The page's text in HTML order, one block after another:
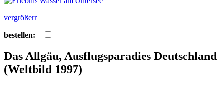
vergrößern
bestellen:
Das Allgäu, Ausflugsparadies Deutschland
(Weltbild 1997)